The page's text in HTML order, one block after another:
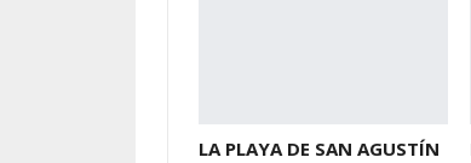
LA PLAYA DE SAN AGUSTÍN